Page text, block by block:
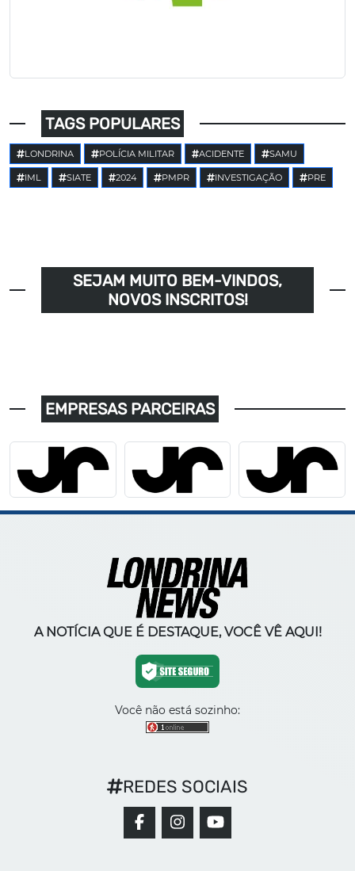
TAGS POPULARES
LONDRINA POLÍCIA MILITAR ACIDENTE SAMU
IML SIATE 2024 PMPR INVESTIGAÇÃO PRE
SEJAM MUITO BEM-VINDOS,
NOVOS INSCRITOS!
EMPRESAS PARCEIRAS
A NOTÍCIA QUE É DESTAQUE, VOCÊ VÊ AQUI!
Você não está sozinho:
REDES SOCIAIS